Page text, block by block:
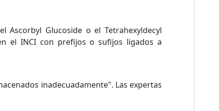
Glucoside o el Tetrahexyldecyl
el INCI con prefijos o sufijos ligados a
inadecuadamente". Las expertas